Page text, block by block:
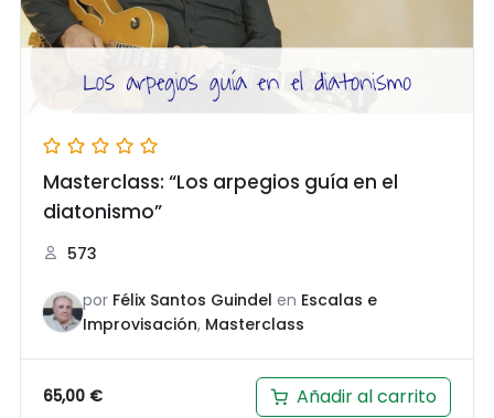
Masterclass: “Los arpegios guía en el
diatonismo”
573
por Félix Santos Guindel en Escalas e
Improvisación, Masterclass
65,00 € Añadir al carrito